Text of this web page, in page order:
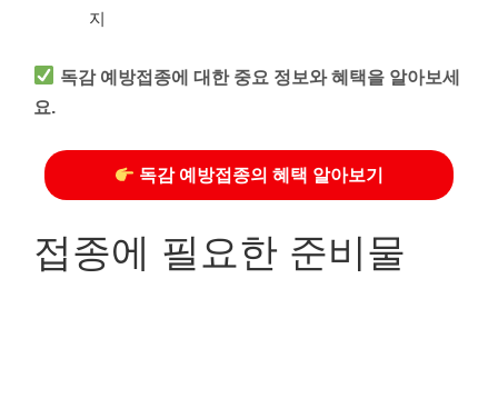
지
독감 예방접종에 대한 중요 정보와 혜택을 알아보세
요.
독감 예방접종의 혜택 알아보기
접종에 필요한 준비물